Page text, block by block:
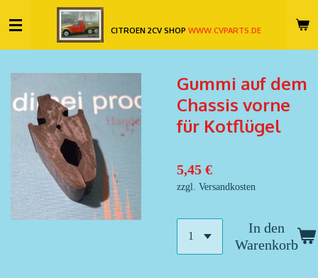
Hauptinhalt
springen
CITROEN 2CV SHOPWWW.CVPARTS.DE
Gummi auf dem
Chassis vorne
für Kotflügel
5,45 €
zzgl. Versandkosten
In den
Warenkorb